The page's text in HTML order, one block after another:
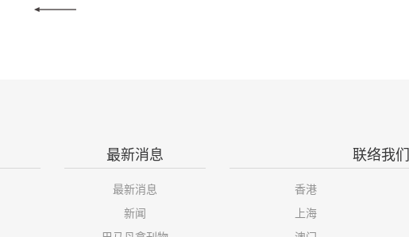
最新消息
最新消息
新闻
联络我们
香港
上海